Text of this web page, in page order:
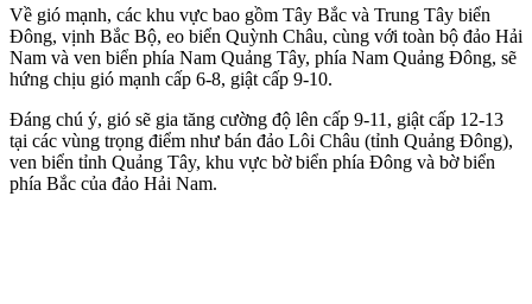
Về gió mạnh, các khu vực bao gồm Tây Bắc và Trung Tây biển
Đông, vịnh Bắc Bộ, eo biển Quỳnh Châu, cùng với toàn bộ đảo Hải
Nam và ven biển phía Nam Quảng Tây, phía Nam Quảng Đông, sẽ
hứng chịu gió mạnh cấp 6-8, giật cấp 9-10.
Đáng chú ý, gió sẽ gia tăng cường độ lên cấp 9-11, giật cấp 12-13
tại các vùng trọng điểm như bán đảo Lôi Châu (tỉnh Quảng Đông),
ven biển tỉnh Quảng Tây, khu vực bờ biển phía Đông và bờ biển
phía Bắc của đảo Hải Nam.